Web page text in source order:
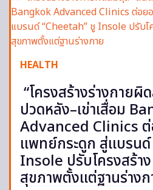
HEALTH
“โครงสร้างร่างกายผิ
ปวดหลัง–เข่าเสื่อม
Advanced Clinics
แพทย์กระดูก สู่แบรน
Insole ปรับโครงสร้
สุขภาพตั้งแต่ฐานร่างก